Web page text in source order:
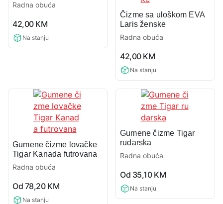
Radna obuća
rating
42,00 KM
Na stanju
Čizme sa uloškom EVA
Laris ženske
Radna obuća
rating
42,00 KM
Na stanju
Gumene čizme lovačke
Tigar Kanada futrovana
Radna obuća
rating
Od 78,20 KM
Na stanju
Gumene čizme Tigar
rudarska
Radna obuća
rating
Od 35,10 KM
Na stanju